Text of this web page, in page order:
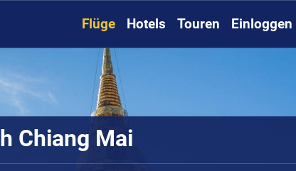
Flüge Hotels Touren Einloggen
Chiang Mai